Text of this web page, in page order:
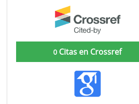
0 Citas en Crossref